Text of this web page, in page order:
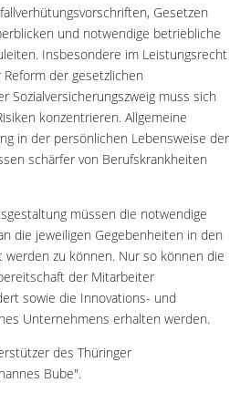
Gesetzen
und notwendige betriebliche
Insbesondere im Leistungsrecht
der gesetzlichen
Sozialversicherungszweig muss sich
konzentrieren. Allgemeine
in der persönlichen Lebensweise der
schärfer von Berufskrankheiten
müssen die notwendige
die jeweiligen Gegebenheiten in den
werden zu können. Nur so können die
der Mitarbeiter
sowie die Innovations- und
Unternehmens erhalten werden.
des Thüringer
Bube".